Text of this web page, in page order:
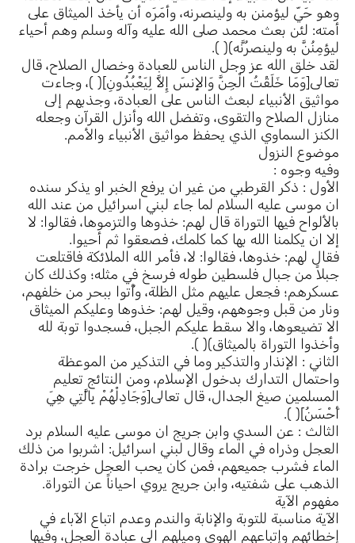
وهو حَيّ ليؤمنن به ولينصرنه، وأمَرَه أن يأخذ الميثاق على
أمته: لئن بعث محمد صلى الله عليه وآله وسلم وهم أحياء
ليؤمِنُنَّ به ولينصرُنَّه)( ).
لقد خلق الله عز وجل الناس للعبادة وخصال الصلاح، قال
تعالى[وَمَا خَلَقْتُ الْجِنَّ وَالإِنسَ إِلاَّ لِيَعْبُدُونِ]( )، وجاءت
مواثيق الأنبياء لبعث الناس على العبادة، وجذبهم إلى
منازل الصلاح والتقوى، وتفضل الله وأنزل القرآن وجعله
الكنز السماوي الذي يحفظ مواثيق الأنبياء والأمم.
موضوع النزول
وفيه وجوه :
الأول : ذكر القرطبي من غير ان يرفع الخبر او يذكر سنده
ان موسى عليه السلام لما جاء لبني اسرائيل من عند الله
بالألواح فيها التوراة قال لهم: خذوها والتزموها، فقالوا: لا
إلا ان يكلمنا الله بها كما كلمك، فصعقوا ثم أحيوا.
فقال لهم: خذوها، فقالوا: لا، فأمر الله الملائكة فاقتلعت
جبلاً من جبال فلسطين طوله فرسخ في مثله؛ وكذلك كان
عسكرهم؛ فجعل عليهم مثل الظلة، وأُتوا ببحر من خلفهم،
ونار من قبل وجوههم، وقيل لهم: خذوها وعليكم الميثاق
الا تضيعوها، والا سقط عليكم الجبل، فسجدوا توبة لله
وأخذوا التوراة بالميثاق)( ).
الثاني : الإنذار والتذكير وما في التذكير من الموعظة
واحتمال التدارك بدخول الإسلام، ومن النتائج تعليم
المسلمين صيغ الجدال، قال تعالى[وَجَادِلْهُمْ بِالَّتِي هِيَ
أَحْسَنُ]( ).
الثالث : عن السدي وابن جريج ان موسى عليه السلام برد
العجل وذراه في الماء وقال لبني اسرائيل: اشربوا من ذلك
الماء فشرب جميعهم، فمن كان يحب العجل خرجت برادة
الذهب على شفتيه، وابن جريج يروي احياناً عن التوراة.
مفهوم الآية
الآية مناسبة للتوبة والإنابة والندم وعدم اتباع الآباء في
إخطائهم وإتباعهم الهوى وميلهم الى عبادة العجل، وفيها